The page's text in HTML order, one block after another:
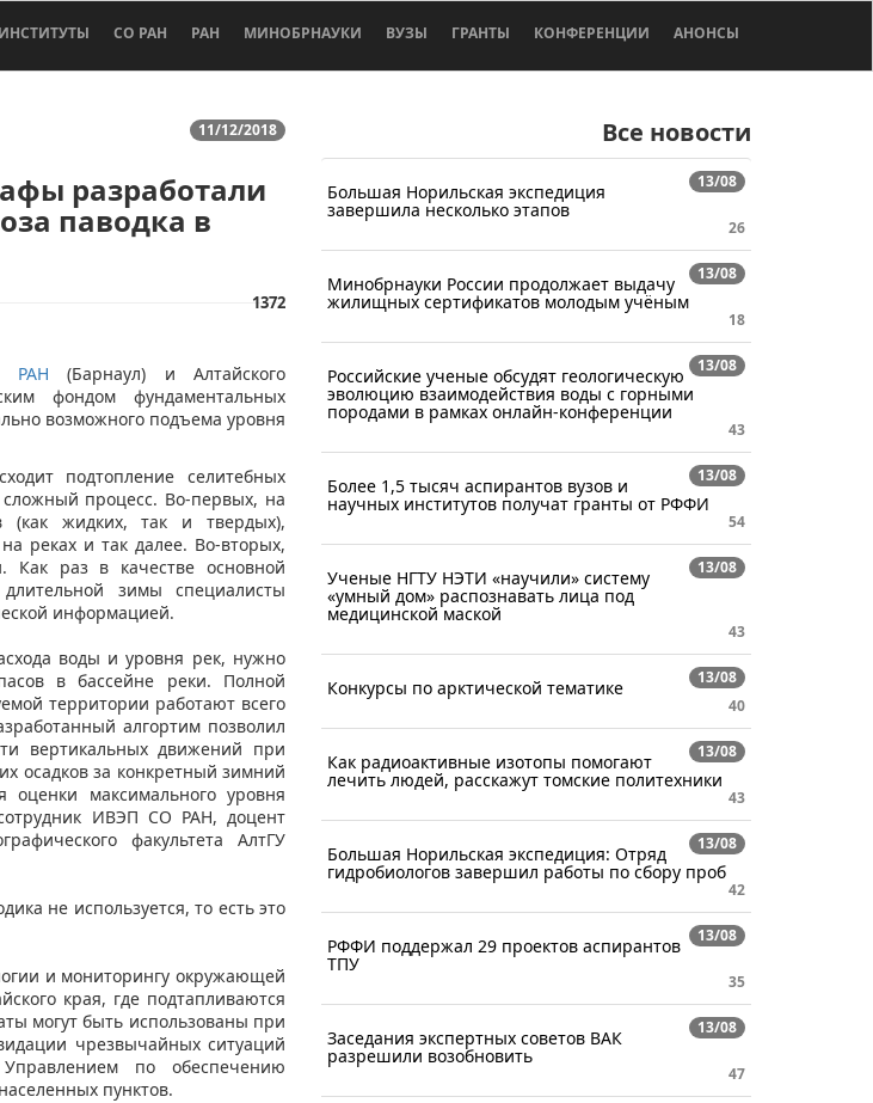
ИНСТИТУТЫ СО РАН РАН МИНОБРНАУКИ ВУЗЫ ГРАНТЫ КОНФЕРЕНЦИИ АНОНСЫ
11/12/2018
разработали
паводка в
1372
РАН (Барнаул) и Алтайского
фондом фундаментальных
возможного подъема уровня
подтопление селитебных
процесс. Во-первых, на
(как жидких, так и твердых),
реках и так далее. Во-вторых,
Как раз в качестве основной
зимы специалисты
информацией.
воды и уровня рек, нужно
в бассейне реки. Полной
территории работают всего
алгортим позволил
вертикальных движений при
осадков за конкретный зимний
максимального уровня
ИВЭП СО РАН, доцент
факультета АлтГУ
не используется, то есть это
и мониторингу окружающей
края, где подтапливаются
могут быть использованы при
чрезвычайных ситуаций
по обеспечению
пунктов.
Все новости
13/08
Большая Норильская экспедиция
завершила несколько этапов
26
13/08
Минобрнауки России продолжает выдачу
жилищных сертификатов молодым учёным
18
13/08
Российские ученые обсудят геологическую
эволюцию взаимодействия воды с горными
породами в рамках онлайн-конференции
43
13/08
Более 1,5 тысяч аспирантов вузов и
научных институтов получат гранты от РФФИ
54
13/08
Ученые НГТУ НЭТИ «научили» систему
«умный дом» распознавать лица под
медицинской маской
43
13/08
Конкурсы по арктической тематике
40
13/08
Как радиоактивные изотопы помогают
лечить людей, расскажут томские политехники
43
13/08
Большая Норильская экспедиция: Отряд
гидробиологов завершил работы по сбору проб
42
13/08
РФФИ поддержал 29 проектов аспирантов
ТПУ
35
13/08
Заседания экспертных советов ВАК
разрешили возобновить
47